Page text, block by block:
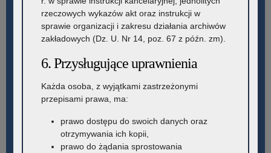
rzeczowych wykazów akt oraz instrukcji w
sprawie organizacji i zakresu działania archiwów
zakładowych (Dz. U. Nr 14, poz. 67 z późn. zm).
6. Przysługujące uprawnienia
Każda osoba, z wyjątkami zastrzeżonymi
przepisami prawa, ma:
prawo dostępu do swoich danych oraz
otrzymywania ich kopii,
prawo do żądania sprostowania